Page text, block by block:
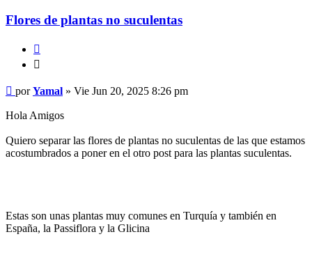
Flores de plantas no suculentas
Mensaje
porYamal » Vie Jun 20, 2025 8:26 pm
Hola Amigos
Quiero separar las flores de plantas no suculentas de las que estamos
acostumbrados a poner en el otro post para las plantas suculentas.
Estas son unas plantas muy comunes en Turquía y también en
España, la Passiflora y la Glicina